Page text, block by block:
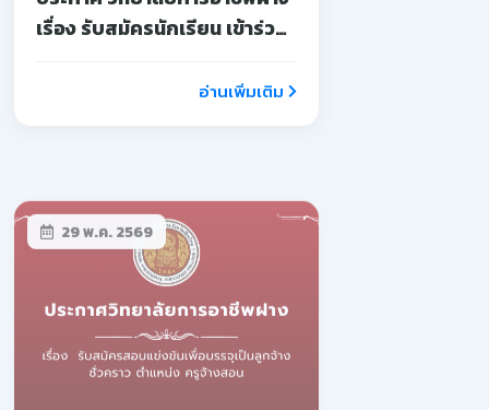
เรื่อง รับสมัครนักเรียน เข้าร่วม
บ่มเพาะผู้ประกอบการอ่านเพิ่มเติม